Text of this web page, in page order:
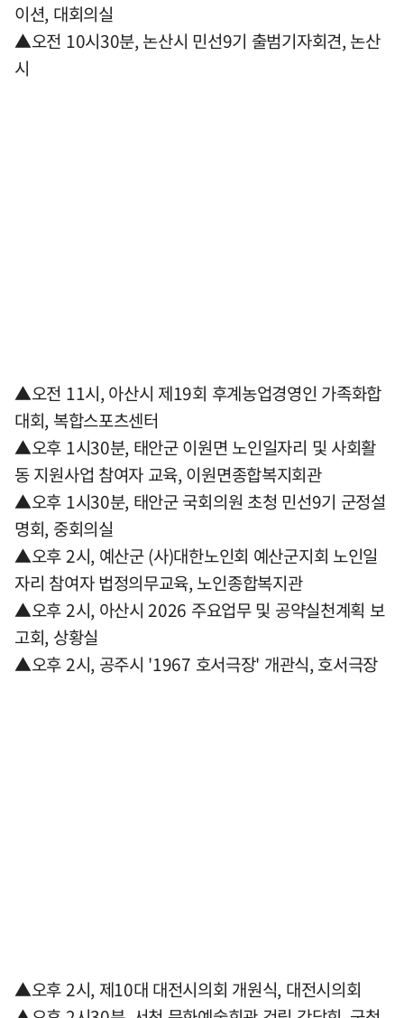
이션, 대회의실
▲오전 10시30분, 논산시 민선9기 출범기자회견, 논산
시
▲오전 11시, 아산시 제19회 후계농업경영인 가족화합
대회, 복합스포츠센터
▲오후 1시30분, 태안군 이원면 노인일자리 및 사회활
동 지원사업 참여자 교육, 이원면종합복지회관
▲오후 1시30분, 태안군 국회의원 초청 민선9기 군정설
명회, 중회의실
▲오후 2시, 예산군 (사)대한노인회 예산군지회 노인일
자리 참여자 법정의무교육, 노인종합복지관
▲오후 2시, 아산시 2026 주요업무 및 공약실천계획 보
고회, 상황실
▲오후 2시, 공주시 '1967 호서극장' 개관식, 호서극장
▲오후 2시, 제10대 대전시의회 개원식, 대전시의회